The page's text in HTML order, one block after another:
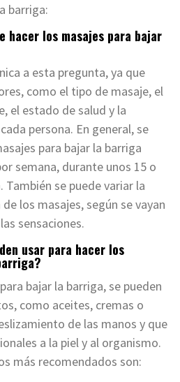
barriga:
hacer los masajes para bajar
a esta pregunta, ya que
como el tipo de masaje, el
el estado de salud y la
persona. En general, se
para bajar la barriga
semana, durante unos 15 o
se puede variar la
los masajes, según se vayan
sensaciones.
usar para hacer los
bajar la barriga, se pueden
como aceites, cremas o
de las manos y que
a la piel y al organismo.
más recomendados son: